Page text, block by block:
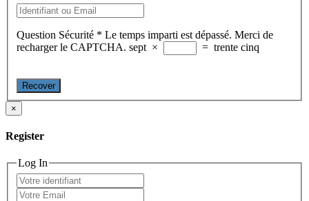
Question Sécurité * Le temps imparti est dépassé. Merci de
recharger le CAPTCHA. sept × = trente cinq
Recover
×
Register
Log In